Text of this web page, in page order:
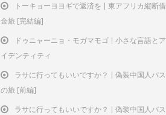
トーキョーヨヨギで返済を | 東アフリカ縦断借
金旅 [完結編]
ドゥニャーニョ・モガマモゴ | 小さな言語とア
イデンティティ
ラサに行ってもいいですか？ | 偽装中国人バス
の旅 [前編]
ラサに行ってもいいですか？ | 偽装中国人バス